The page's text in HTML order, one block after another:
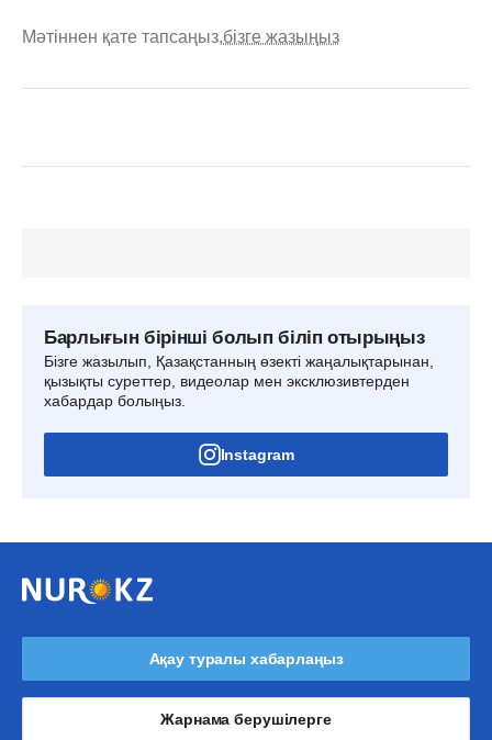
Мәтіннен қате тапсаңыз,бізге жазыңыз
Барлығын бірінші болып біліп отырыңыз
Бізге жазылып, Қазақстанның өзекті жаңалықтарынан,
қызықты суреттер, видеолар мен эксклюзивтерден
хабардар болыңыз.
Instagram
Ақау туралы хабарлаңыз
Жарнама берушілерге